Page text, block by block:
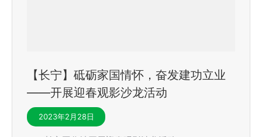
【长宁】砥砺家国情怀，奋发建功立业
——开展迎春观影沙龙活动
2023年2月28日